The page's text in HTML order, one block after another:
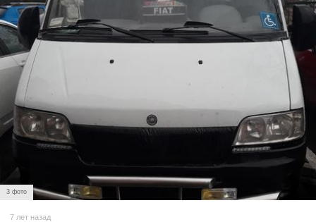
3 фото
7 лет назад